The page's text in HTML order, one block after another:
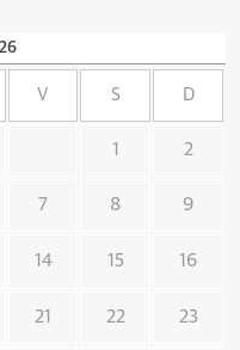
V S D
1 2
7 8 9
14 15 16
21 22 23